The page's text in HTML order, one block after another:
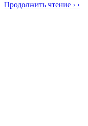
Продолжить чтение › ›